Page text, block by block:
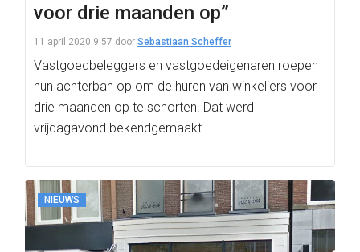
voor drie maanden op”
11 april 2020 9:57 door Sebastiaan Scheffer
Vastgoedbeleggers en vastgoedeigenaren roepen
hun achterban op om de huren van winkeliers voor
drie maanden op te schorten. Dat werd
vrijdagavond bekendgemaakt.
NIEUWS